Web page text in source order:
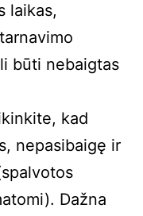
laikas,
būti nebaigtas
kad
nepasibaigę ir
Dažna